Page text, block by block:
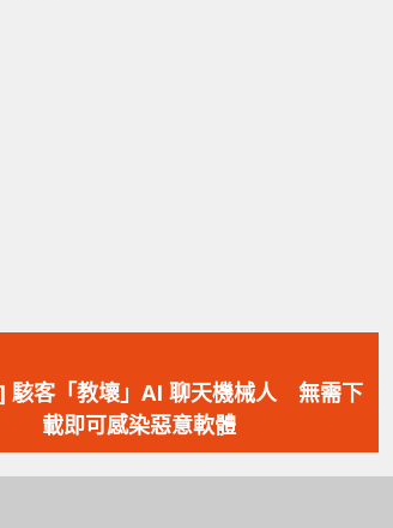
一
篇
文
駭客「教壞」AI 聊天機械人 無需下
載即可感染惡意軟體